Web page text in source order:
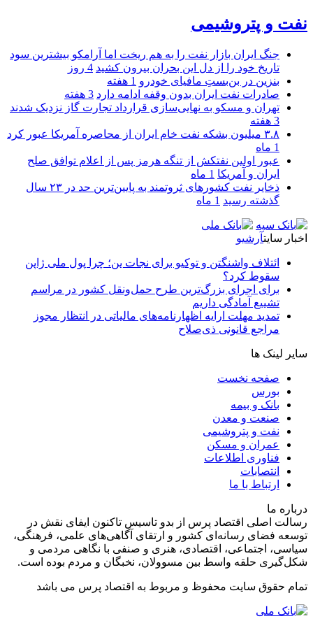
نفت و پتروشیمی
جنگ ایران بازار نفت را به هم ریخت اما آرامکو بیشترین سود
تاریخ خود را از دل این بحران بیرون کشید 4 روز
بنزین در بن‌بستِ مافیای خودرو 1 هفته
صادرات نفت ایران بدون وقفه ادامه دارد 3 هفته
تهران و مسکو به نهایی‌سازی قرارداد تجارت گاز نزدیک شدند
3 هفته
۳.۸ میلیون بشکه نفت خام ایران از محاصره آمریکا عبور کرد
1 ماه
عبور اولین نفتکش از تنگه هرمز پس از اعلام توافق صلح
ایران و آمریکا 1 ماه
ذخایر نفت کشورهای ثروتمند به پایین‌ترین حد در ۲۳ سال
گذشته رسید 1 ماه
اخبار سایتآرشیو
ائتلاف واشنگتن و توکیو برای نجات ین؛ چرا پول ملی ژاپن
سقوط کرد؟
برای اجرای بزرگ‌ترین طرح حمل‌ونقل کشور در مراسم
تشییع آمادگی داریم
تمدید مهلت ارایه اظهارنامه‌های مالیاتی در انتظار مجوز
مراجع قانونی ذی‌‏صلاح
سایر لینک ها
صفحه نخست
بورس
بانک و بیمه
صنعت و معدن
نفت و پتروشیمی
عمران و مسکن
فناوری اطلاعات
انتصابات
ارتباط با ما
درباره ما
رسالت اصلی اقتصاد پرس از بدو تاسیس تاکنون ایفای نقش در
توسعه فضای رسانه‌ای کشور و ارتقای آگاهی‌های علمی، فرهنگی،
سیاسی، اجتماعی، اقتصادی، هنری و صنفی با نگاهی مردمی و
شکل‌گیری حلقه واسط بین مسوولان، نخبگان و مردم بوده است.
تمام حقوق سایت محفوظ و مربوط به اقتصاد پرس می باشد